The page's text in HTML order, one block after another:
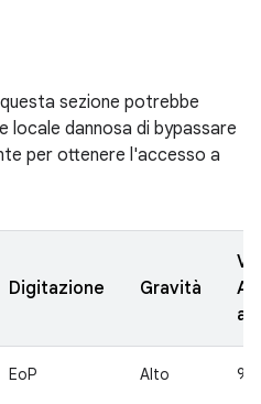
sezione potrebbe
locale dannosa di bypassare
per ottenere l'accesso a
Digitazione Gravità
EoP Alto 9,